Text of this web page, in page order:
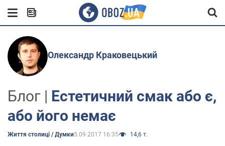
Олександр Краковецький
Блог | Естетичний смак або є,
або його немає
Життя столиці / Думки5.09.2017 16:35 14,6 т.